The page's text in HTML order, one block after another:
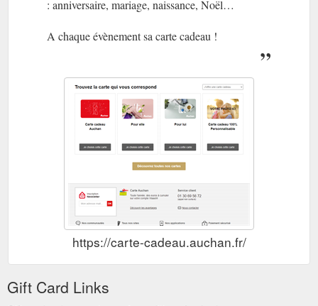
1h magasin offert Voir disponibilité. Ajouter au panier. Equipez-
promos et bonnes affaires ! Et pour encore plus de choix ne
manquez pas de visiter notre rayon tablettes.
multimedia/bonnes-affaires-informatique/bonnes-affaires-
tablette/c-11633614
FAQ Auchan : les réponses à toutes vos questions
Auchan. La carte de fidélité · Les Défis Waaoh · Les bons de
réduction. La livraison. La livraison pour une commande
https://www.auchan.fr/faq
: anniversaire, mariage, naissance, Noël…
A chaque évènement sa carte cadeau !
https://carte-cadeau.auchan.fr/
Gift Card Links